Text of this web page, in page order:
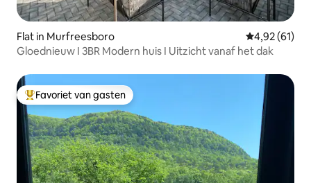
Flat in Murfreesboro Gemiddelde
4,92 (61)
Gloednieuw I 3BR Modern huis I Uitzicht vanaf het dak
Topfavoriet van gasten
Favoriet van gasten